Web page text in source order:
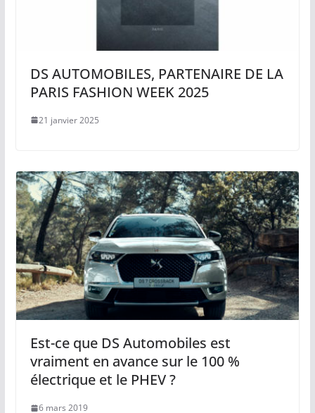
DS AUTOMOBILES, PARTENAIRE DE LA
PARIS FASHION WEEK 2025
21 janvier 2025
Est-ce que DS Automobiles est
vraiment en avance sur le 100 %
électrique et le PHEV ?
6 mars 2019